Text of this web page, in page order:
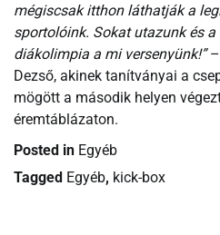
mégiscsak itthon láthatják a
sportolóink. Sokat utazunk és
diákolimpia a mi versenyünk!”–
Dezső, akinek tanítványai a
mögött a második helyen
éremtáblázaton.
Posted in Egyéb
Tagged Egyéb, kick-box